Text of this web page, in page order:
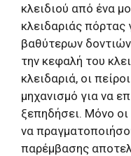
κλειδιού από ένα
κλειδαριάς πόρτας
βαθύτερων
την κεφαλή του
κλειδαριά, οι
μηχανισμό για να
ξεπηδήσει. Μόνο οι
να
παρέμβασης